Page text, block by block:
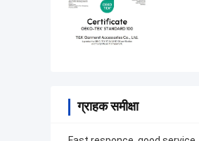
ग्राहक समीक्षा